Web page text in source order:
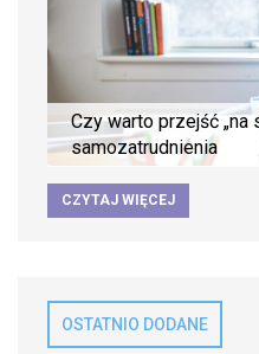
Czy warto przejść „na
samozatrudnienia
CZYTAJ WIĘCEJ
OSTATNIO DODANE